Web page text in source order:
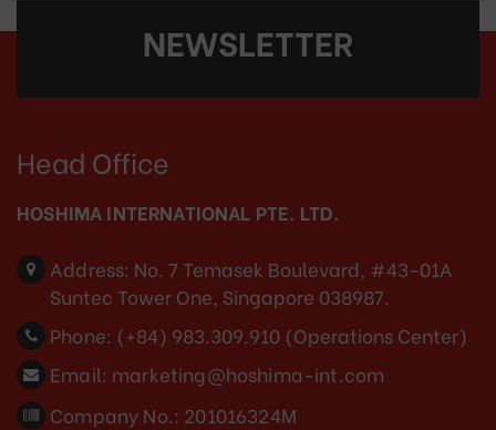
NEWSLETTER
Head Office
HOSHIMA INTERNATIONAL PTE. LTD.
Address: No. 7 Temasek Boulevard, #43-01A
Suntec Tower One, Singapore 038987.
Phone: (+84) 983.309.910 (Operations Center)
Email: marketing@hoshima-int.com
Company No.: 201016324M